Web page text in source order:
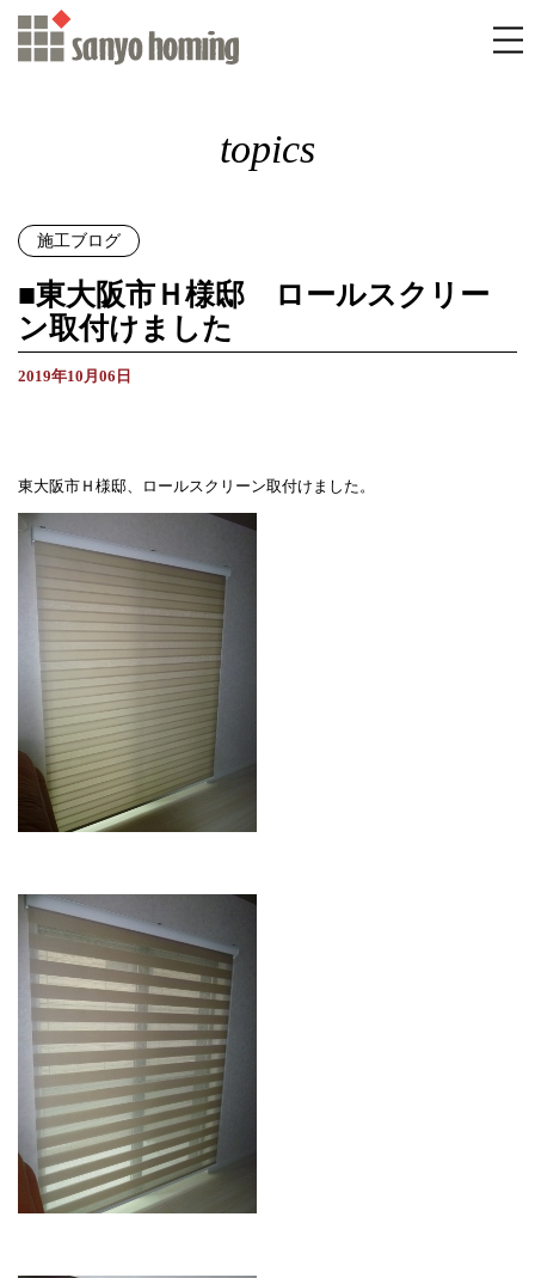
topics
施工ブログ
■東大阪市Ｈ様邸 ロールスクリー
ン取付けました
2019年10月06日
東大阪市Ｈ様邸、ロールスクリーン取付けました。